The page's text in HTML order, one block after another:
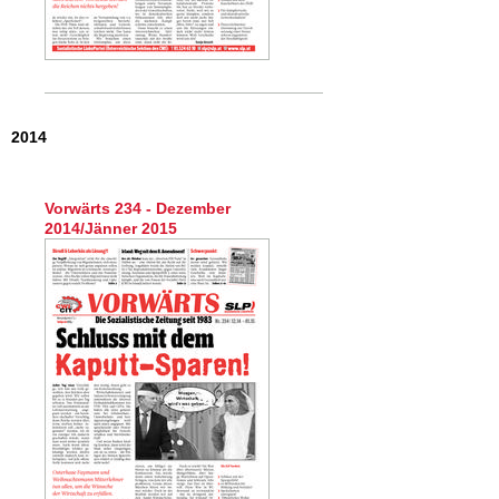
2014
Vorwärts 234 - Dezember
2014/Jänner 2015